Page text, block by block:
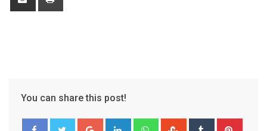
You can share this post!
Google+ LinkedIn WhatsappStumbleUpon
Tumblr